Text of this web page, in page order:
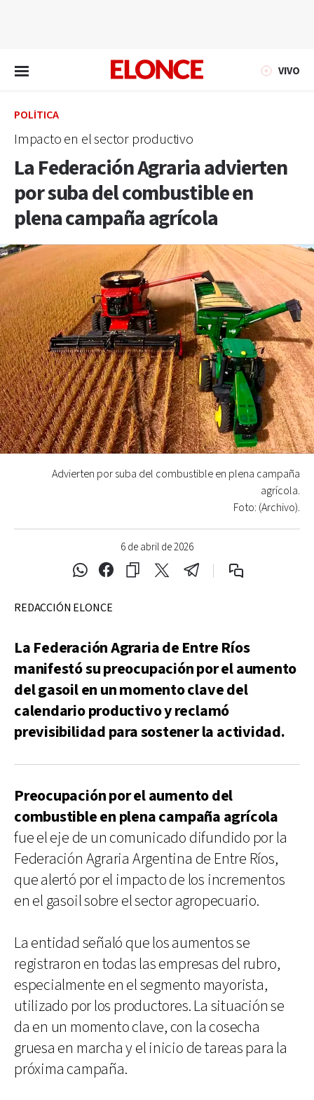
VIVO
POLÍTICA
Impacto en el sector productivo
La Federación Agraria advierten
por suba del combustible en
plena campaña agrícola
6 de abril de 2026
Advierten por suba del combustible en plena campaña
agrícola.
Foto: (Archivo).
REDACCIÓN ELONCE
La Federación Agraria de Entre Ríos
manifestó su preocupación por el aumento
del gasoil en un momento clave del
calendario productivo y reclamó
previsibilidad para sostener la actividad.
Preocupación por el aumento del
combustible en plena campaña agrícola
fue el eje de un comunicado difundido por la
Federación Agraria Argentina de Entre Ríos,
que alertó por el impacto de los incrementos
en el gasoil sobre el sector agropecuario.
La entidad señaló que los aumentos se
registraron en todas las empresas del rubro,
especialmente en el segmento mayorista,
utilizado por los productores. La situación se
da en un momento clave, con la cosecha
gruesa en marcha y el inicio de tareas para la
próxima campaña.